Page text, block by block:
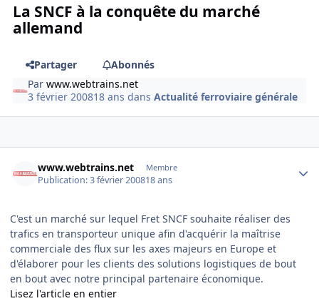
La SNCF à la conquête du marché
allemand
Partager
Abonnés
Parwww.webtrains.net
3 février 200818 ans dansActualité ferroviaire générale
www.webtrains.net Membre
Publication:3 février 200818 ans
C'est un marché sur lequel Fret SNCF souhaite réaliser des
trafics en transporteur unique afin d'acquérir la maîtrise
commerciale des flux sur les axes majeurs en Europe et
d'élaborer pour les clients des solutions logistiques de bout
en bout avec notre principal partenaire économique.
Lisez l'article en entier